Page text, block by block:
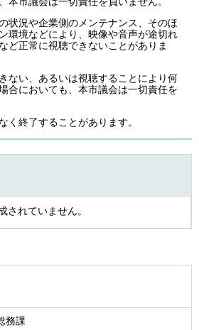
状況や企業側のメンテナンス、そのほ
環境などにより、映像や音声が途切れ
ど正常に視聴できないことがありま
ない、あるいは視聴することにより何
合においても、本市議会は一切責任を
く終了することがあります。
されていません。
務課